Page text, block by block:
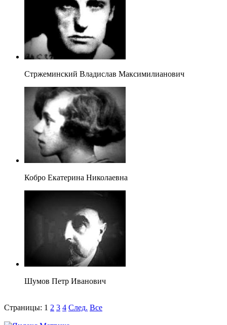
Стржеминский Владислав Максимилианович
Кобро Екатерина Николаевна
Шумов Петр Иванович
Страницы: 1 2 3 4 След. Все